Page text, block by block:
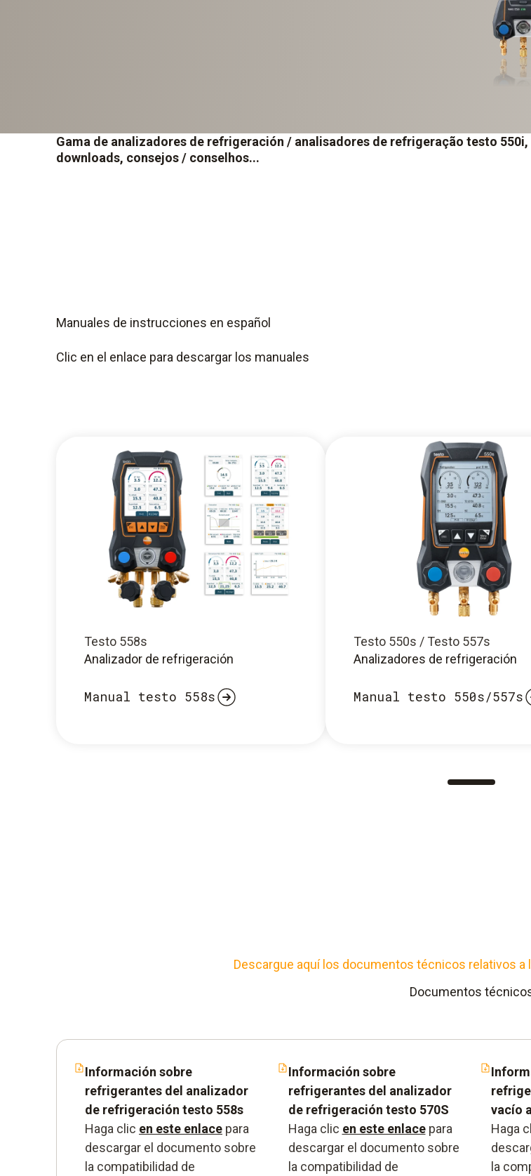
Gama de analizadores de refrigeración / analisadores de refrigeração testo
downloads, consejos / conselhos...
Manuales de instrucciones en español
Clic en el enlace para descargar los manuales
Testo 558s
Analizador de refrigeración
Manual testo 558s
Testo 550s / Testo 557s
Analizadores de refrigeración
Manual testo 550s/557s
Descargue aquí los documentos técnicos relativos a
Documentos
Información sobre
refrigerantes del analizador
de refrigeración testo 558s
Haga clic en este enlace para
descargar el documento sobre
la compatibilidad de
Información sobre
refrigerantes del analizador
de refrigeración testo 570S
Haga clic en este enlacepara
descargar el documento sobre
la compatibilidad de
vacío
Haga
la